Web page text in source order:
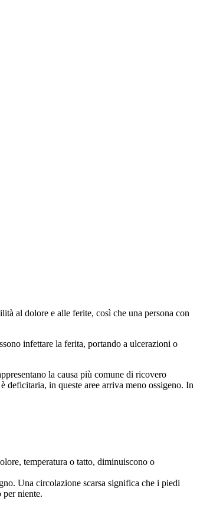
al dolore e alle ferite, così che una persona con
infettare la ferita, portando a ulcerazioni o
la causa più comune di ricovero
in queste aree arriva meno ossigeno. In
temperatura o tatto, diminuiscono o
Una circolazione scarsa significa che i piedi
per niente.